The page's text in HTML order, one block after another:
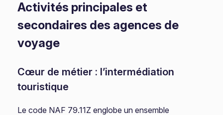
Activités principales et
secondaires des agences de
voyage
Cœur de métier : l’intermédiation
touristique
Le code NAF 79.11Z englobe un ensemble